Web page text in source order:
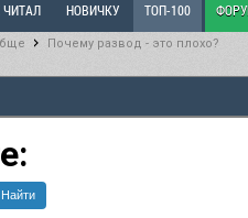
ЧИТАЛ НОВИЧКУ ТОП-100
Ветка: Наболевшее. Выскажись!
Почему развод - это плохо?